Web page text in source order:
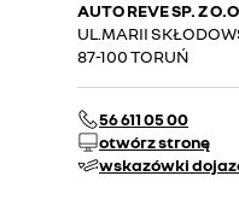
AUTO REVE SP. Z
UL.MARII
87-100 TORUŃ
56 611 05 00
otwórz stronę
wskazówki